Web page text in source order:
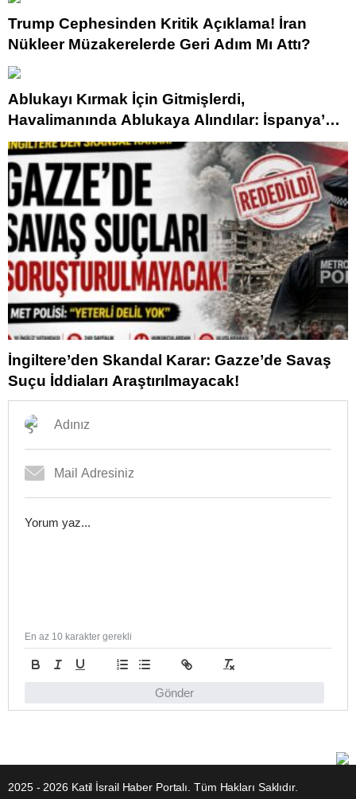
Trump Cephesinden Kritik Açıklama! İran
Nükleer Müzakerelerde Geri Adım Mı Attı?
Ablukayı Kırmak İçin Gitmişlerdi,
Havalimanında Ablukaya Alındılar: İspanya’da
Skandal Gece!
İngiltere’den Skandal Karar: Gazze’de Savaş
Suçu İddiaları Araştırılmayacak!
Gönder
En az 10 karakter gerekli
2025 - 2026 Katil İsrail Haber Portalı. Tüm Hakları Saklıdır.